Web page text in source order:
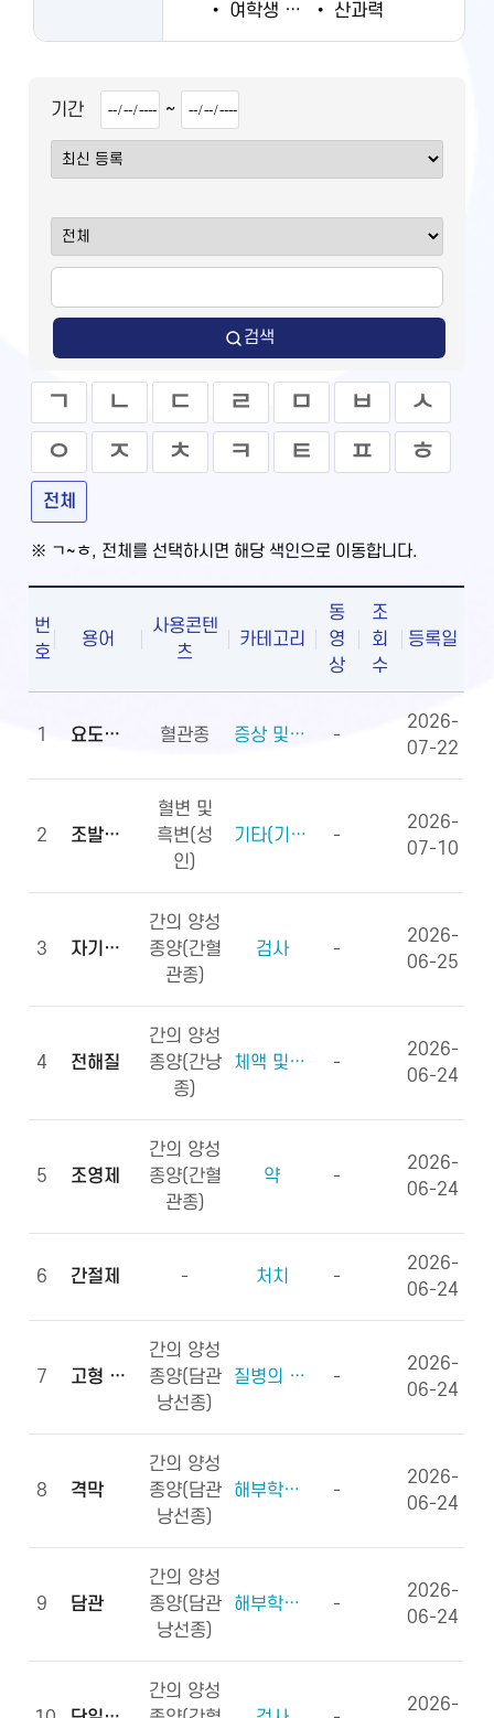
•
여학생 흡연율 • 산과력
기간 ~
검색
ㄱ ㄴ ㄷ ㄹ ㅁ ㅂ
ㅅ
ㅇ
ㅈ ㅊ ㅋ ㅌ ㅍ ㅎ
전체
※ ㄱ~ㅎ, 전체를 선택하시면 해당 색인으로 이동합니다.
번
호
용어
사용콘텐
츠
카테고리
동
영
상
조
회
수
등록일
1 요도하열 혈관종 증상 및 징후(증상) -
2026-
07-22
2 조발생률
혈변 및
흑변(성
인)
기타(기타용어) -
2026-
07-10
3 자기공명영상
간의 양성
종양(간혈
관종)
검사 -
2026-
06-25
4 전해질
간의 양성
종양(간낭
종)
체액 및 전해질, 영양소 -
2026-
06-24
5 조영제
간의 양성
종양(간혈
관종)
약 -
2026-
06-24
6 간절제 - 처치 -
2026-
06-24
7 고형 종괴
간의 양성
종양(담관
낭선종)
질병의 형태학 -
2026-
06-24
8 격막
간의 양성
종양(담관
낭선종)
해부학적부위 (신체구조) -
2026-
06-24
9 담관
간의 양성
종양(담관
낭선종)
해부학적부위 (신체구조) -
2026-
06-24
간의 양성
2026-